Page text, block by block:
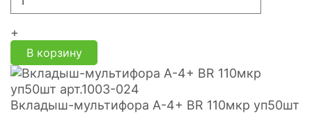
+
В корзину
Вкладыш-мультифора А-4+ BR 110мкр уп50шт